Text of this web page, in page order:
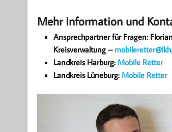
Mehr Information und
Ansprechpartner für Fragen:
Kreisverwaltung –
Landkreis Harburg: Mobile Retter
Landkreis Lüneburg: Mobile Retter